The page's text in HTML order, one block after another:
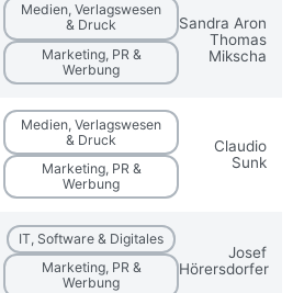
Medien, Verlagswesen
& Druck
Marketing, PR &
Werbung
Sandra Aron
Thomas
Mikscha
Medien, Verlagswesen
& Druck
Marketing, PR &
Werbung
Claudio
Sunk
IT, Software & Digitales
Marketing, PR &
Werbung
Josef
Hörersdorfer